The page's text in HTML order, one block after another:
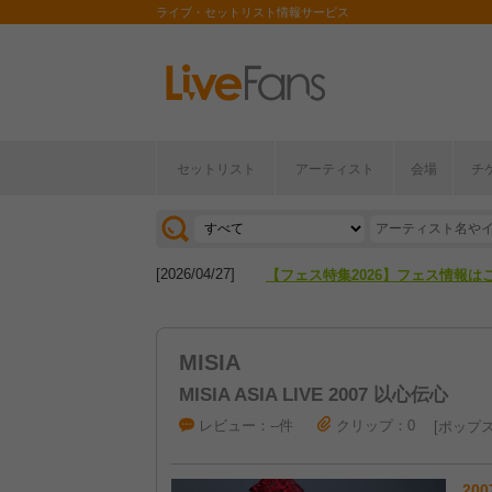
ライブ・セットリスト情報サービス
セットリスト アーティスト 会場 チ
[2026/07/28] 【ライブ動員ランキング】2026年
[2026/04/27] 【フェス特集2026】フェス情報は
MISIA
MISIA ASIA LIVE 2007 以心伝心
レビュー：--件 クリップ：0 ポップ